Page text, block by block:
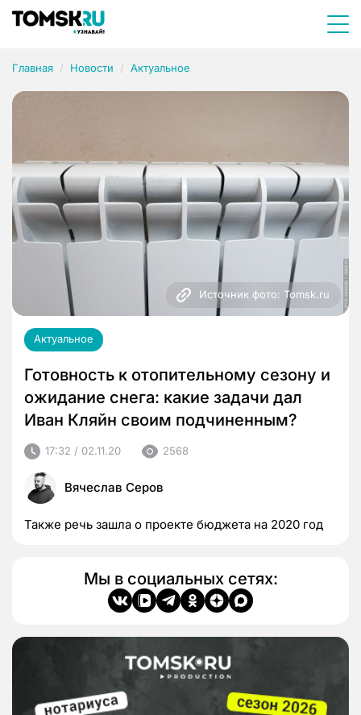
Главная Новости Актуальное
Источник фото: Tomsk.ru
Актуальное
Готовность к отопительному сезону и
ожидание снега: какие задачи дал
Иван Кляйн своим подчиненным?
17:32 / 02.11.20 2568
Вячеслав Серов
Также речь зашла о проекте бюджета на 2020 год
Мы в социальных сетях: